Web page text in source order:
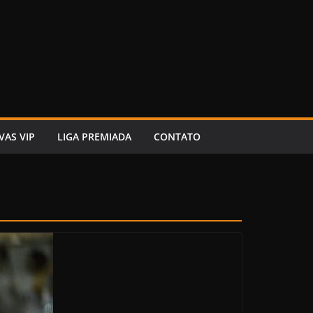
VIP LIGA PREMIADA CONTATO